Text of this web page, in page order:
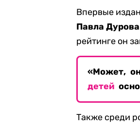
Впервые
Павла Дурова
рейтинге он
«Может,
детей
Также среди